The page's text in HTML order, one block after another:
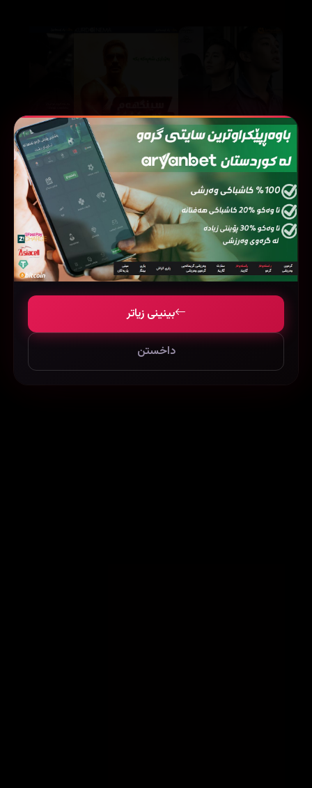
Burning (2018)
76410
58510
70625
بینینی زیاتر
داخستن